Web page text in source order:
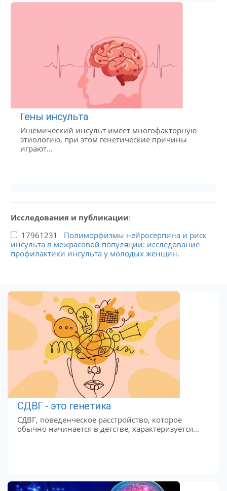
Гены инсульта
Ишемический инсульт имеет многофакторную
этиологию, при этом генетические причины
играют...
Исследования и публикации:
17961231 Полиморфизмы нейросерпина и риск
инсульта в межрасовой популяции: исследование
профилактики инсульта у молодых женщин.
СДВГ - это генетика
СДВГ, поведенческое расстройство, которое
обычно начинается в детстве, характеризуется...